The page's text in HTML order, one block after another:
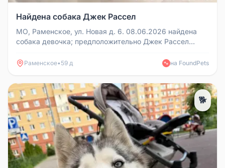
Найдена собака Джек Рассел
МО, Раменское, ул. Новая д. 6. 08.06.2026 найдена
собака девочка; предположительно Джек Рассел
Раменское• 59 д 🐾 на FoundPets
🐕